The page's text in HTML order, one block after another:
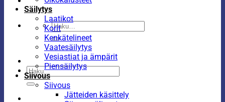
Etsi:
Etsi:
Säilytys
Laatikot
Korit
Kenkätelineet
Vaatesäilytys
Vesiastiat ja ämpärit
Piensäilytys
Siivous
Siivous
Jätteiden käsittely